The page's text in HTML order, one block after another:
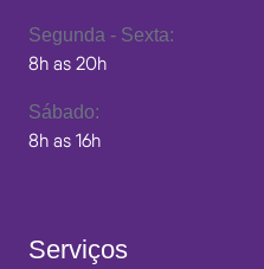
Segunda - Sexta:
8h as 20h
Sábado:
8h as 16h
Serviços